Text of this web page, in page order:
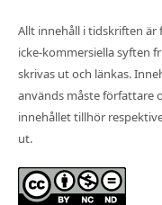
Allt innehåll i tidskriften
icke-kommersiella syften
skrivas ut och länkas.
används måste författare
innehållet tillhör
ut.